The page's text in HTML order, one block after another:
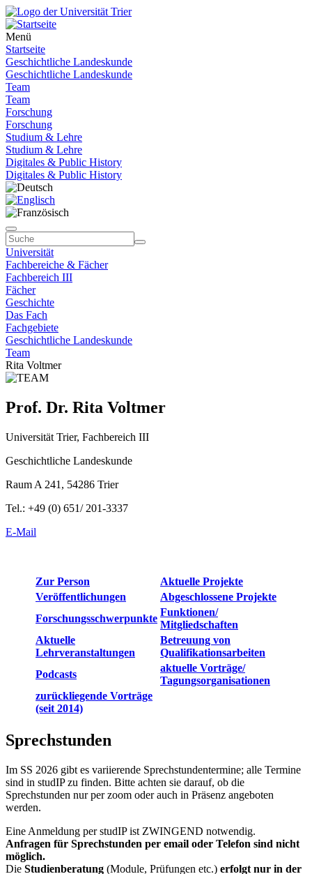
Menü
Startseite
Geschichtliche Landeskunde
Geschichtliche Landeskunde
Team
Team
Forschung
Forschung
Studium & Lehre
Studium & Lehre
Digitales & Public History
Digitales & Public History
Universität
Fachbereiche & Fächer
Fachbereich III
Fächer
Geschichte
Das Fach
Fachgebiete
Geschichtliche Landeskunde
Team
Rita Voltmer
Prof. Dr. Rita Voltmer
Universität Trier, Fachbereich III
Geschichtliche Landeskunde
Raum A 241, 54286 Trier
Tel.: +49 (0) 651/ 201-3337
E-Mail
Zur Person
Aktuelle Projekte
Veröffentlichungen
Abgeschlossene Projekte
Forschungsschwerpunkte
Funktionen/
Mitgliedschaften
Aktuelle
Lehrveranstaltungen
Betreuung von
Qualifikationsarbeiten
Podcasts
aktuelle Vorträge/
Tagungsorganisationen
zurückliegende Vorträge
(seit 2014)
Sprechstunden
Im SS 2026 gibt es variierende Sprechstundentermine; alle Termine
sind in studIP zu finden. Bitte achten sie darauf, ob die
Sprechstunden nur per zoom oder auch in Präsenz angeboten
werden.
Eine Anmeldung per studIP ist ZWINGEND notwendig.
Anfragen für Sprechstunden per email oder Telefon sind nicht
möglich.
Die Studienberatung (Module, Prüfungen etc.) erfolgt nur in der